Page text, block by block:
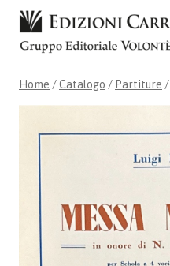
Salta
contenuto
Home /Catalogo / Partiture /